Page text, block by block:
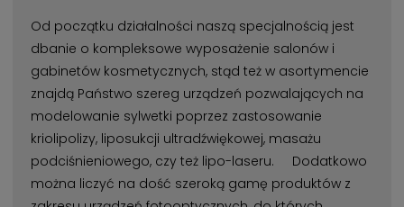
Od początku działalności naszą specjalnością jest
dbanie o kompleksowe wyposażenie salonów i
gabinetów kosmetycznych, stąd też w asortymencie
znajdą Państwo szereg urządzeń pozwalających na
modelowanie sylwetki poprzez zastosowanie
kriolipolizy, liposukcji ultradźwiękowej, masażu
podciśnieniowego, czy też lipo-laseru. Dodatkowo
można liczyć na dość szeroką gamę produktów z